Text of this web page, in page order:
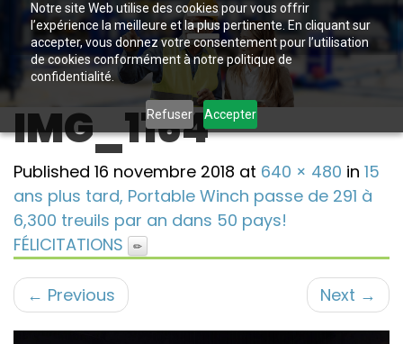
Notre site Web utilise des cookies pour vous offrir
l’expérience la meilleure et la plus pertinente. En cliquant sur
accepter, vous donnez votre consentement pour l’utilisation
de cookies conformément à notre politique de
confidentialité.
Refuser Accepter
IMG_1164
Published 16 novembre 2018 at 640 × 480 in 15
ans plus tard, Portable Winch passe de 291 à
6,300 treuils par an dans 50 pays!
FÉLICITATIONS
← Previous Next →